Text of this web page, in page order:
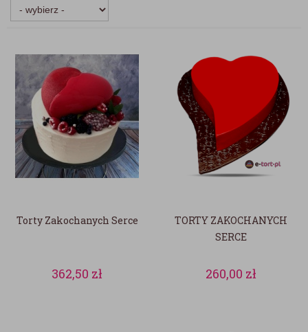
Torty Zakochanych Serce
362,50 zł
TORTY ZAKOCHANYCH
SERCE
260,00 zł